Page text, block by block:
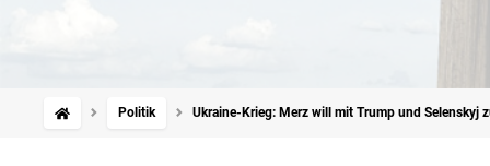
Politik Ukraine-Krieg: Merz will mit Trump und Selenskyj